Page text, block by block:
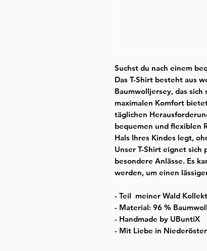
Suchst du nach einem
Das T-Shirt besteht aus
Baumwolljersey, das
maximalen Komfort
täglichen
bequemen und flexiblen
Hals Ihres Kindes legt,
Unser T-Shirt eignet
besondere Anlässe. Es
werden, um einen
- Teil meiner Wald
- Material: 96 %
- Handmade by UBuntiX
- Mit Liebe in